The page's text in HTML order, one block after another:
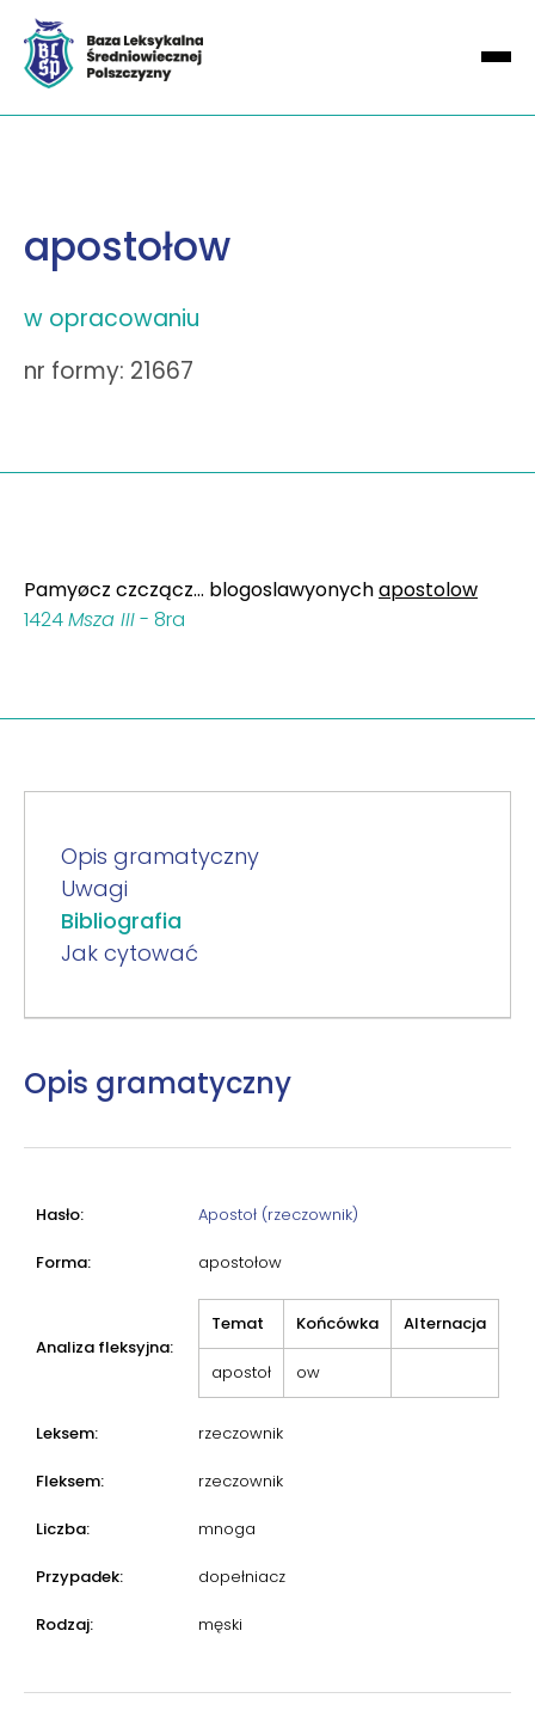
apostołow
w opracowaniu
nr formy: 21667
Pamyøcz czczącz… blogoslawyonychapostolow
1424Msza III- 8ra
Opis gramatyczny
Uwagi
Bibliografia
Jak cytować
Opis gramatyczny
Hasło: Apostoł (rzeczownik)
Forma: apostołow
Analiza fleksyjna:
Temat Końcówka Alternacja
apostoł ow
Leksem: rzeczownik
Fleksem: rzeczownik
Liczba: mnoga
Przypadek: dopełniacz
Rodzaj: męski